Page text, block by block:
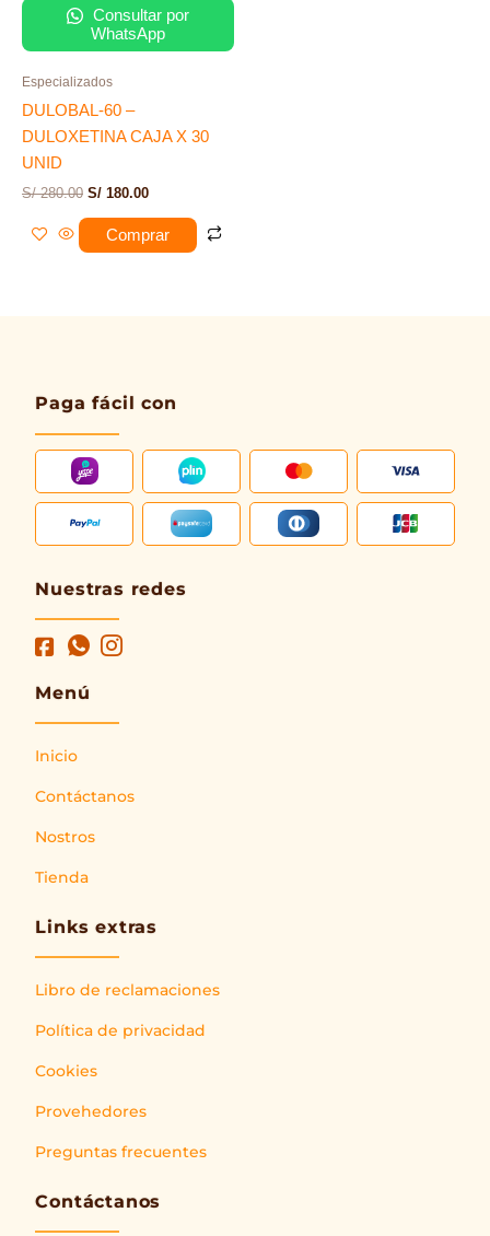
Consultar por
WhatsApp
Especializados
DULOBAL-60 –
DULOXETINA CAJA X 30
UNID
S/280.00 S/ 180.00
Comprar
Paga fácil con
Nuestras redes
Menú
Inicio
Contáctanos
Nostros
Tienda
Links extras
Libro de reclamaciones
Política de privacidad
Cookies
Provehedores
Preguntas frecuentes
Contáctanos